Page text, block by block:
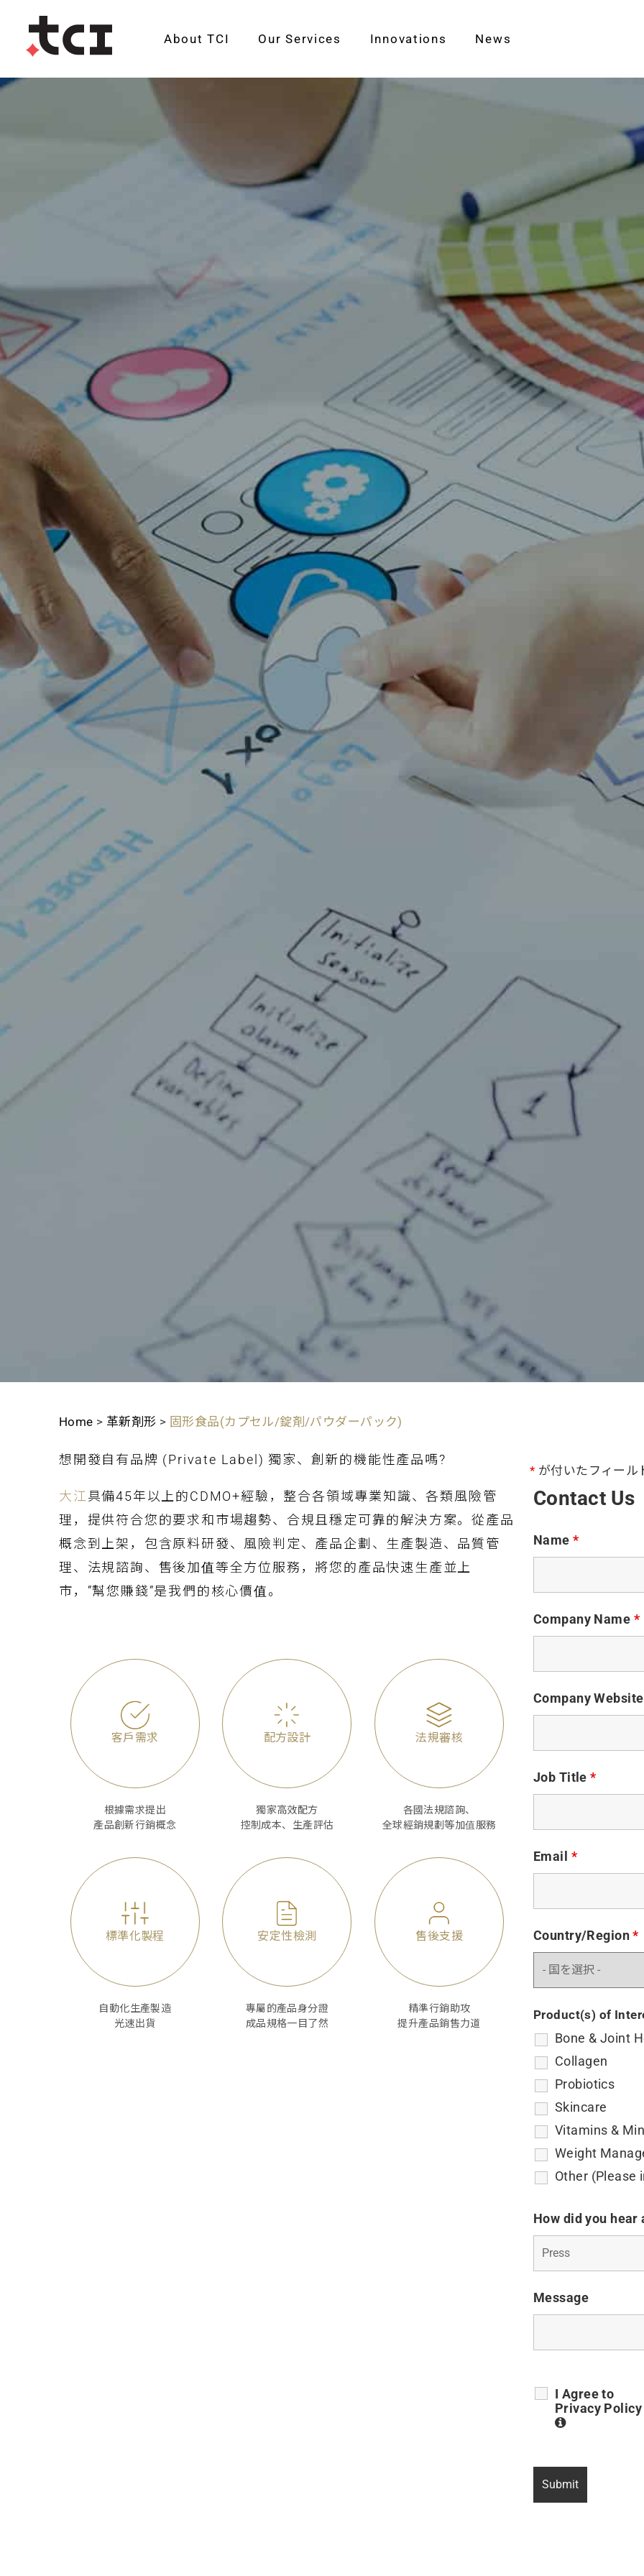
About TCI Our Services Innovations News
Home > 革新剤形 > 固形食品(カプセル/錠剤/パウダーパック)
想開發自有品牌 (Private Label) 獨家、創新的機能性產品嗎?
大江 具備45年以上的CDMO+經驗，整合各領域專業知識、各類風險管
理，提供符合您的要求和市場趨勢、合規且穩定可靠的解決方案。從產品
概念到上架，包含原料研發、風險判定、產品企劃、生產製造、品質管
理、法規諮詢、售後加值等全方位服務，將您的產品快速生產並上
市，”幫您賺錢”是我們的核心價值。
客戶需求
根據需求提出
產品創新行銷概念
配方設計
獨家高效配方
控制成本、生產評估
法規審核
各國法規諮詢、
全球經銷規劃等加值服務
標準化製程
自動化生產製造
光速出貨
安定性檢測
專屬的產品身分證
成品規格一目了然
售後支援
精準行銷助攻
提升產品銷售力道
* が付いたフィール
Contact Us
Name*
Company Name *
Company
Job Title*
Email *
Country/Region*
Product(s) of
Bone & Joint
Collagen
Probiotics
Skincare
Vitamins &
Weight
Other (Please
How did you hear
Message
I Agree to
Privacy